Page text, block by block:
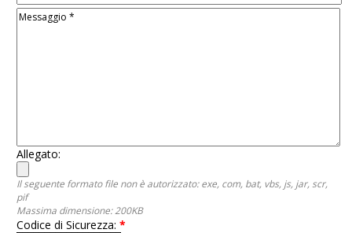
Allegato:
Il seguente formato file non è autorizzato: exe, com, bat, vbs, js, jar, scr,
pif
Massima dimensione: 200KB
Codice di Sicurezza: *